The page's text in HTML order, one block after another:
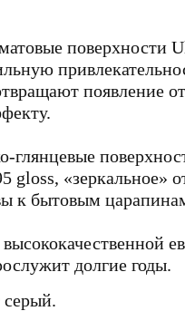
поверхности
появление
глянцевые
gloss, «зеркальное»
к бытовым
долгие годы.